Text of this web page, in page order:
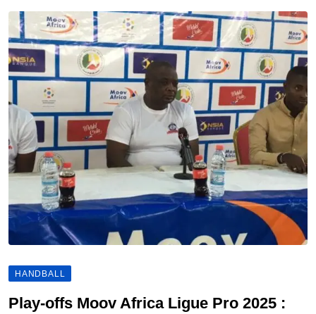
HANDBALL
Play-offs Moov Africa Ligue Pro 2025 :